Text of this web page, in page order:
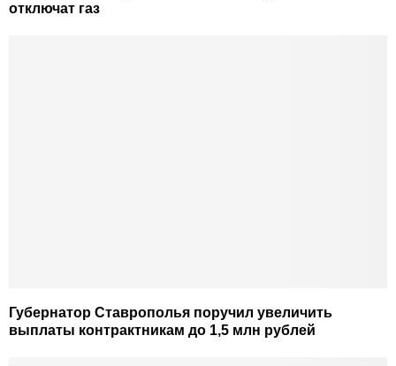
отключат газ
Губернатор Ставрополья поручил увеличить
выплаты контрактникам до 1,5 млн рублей